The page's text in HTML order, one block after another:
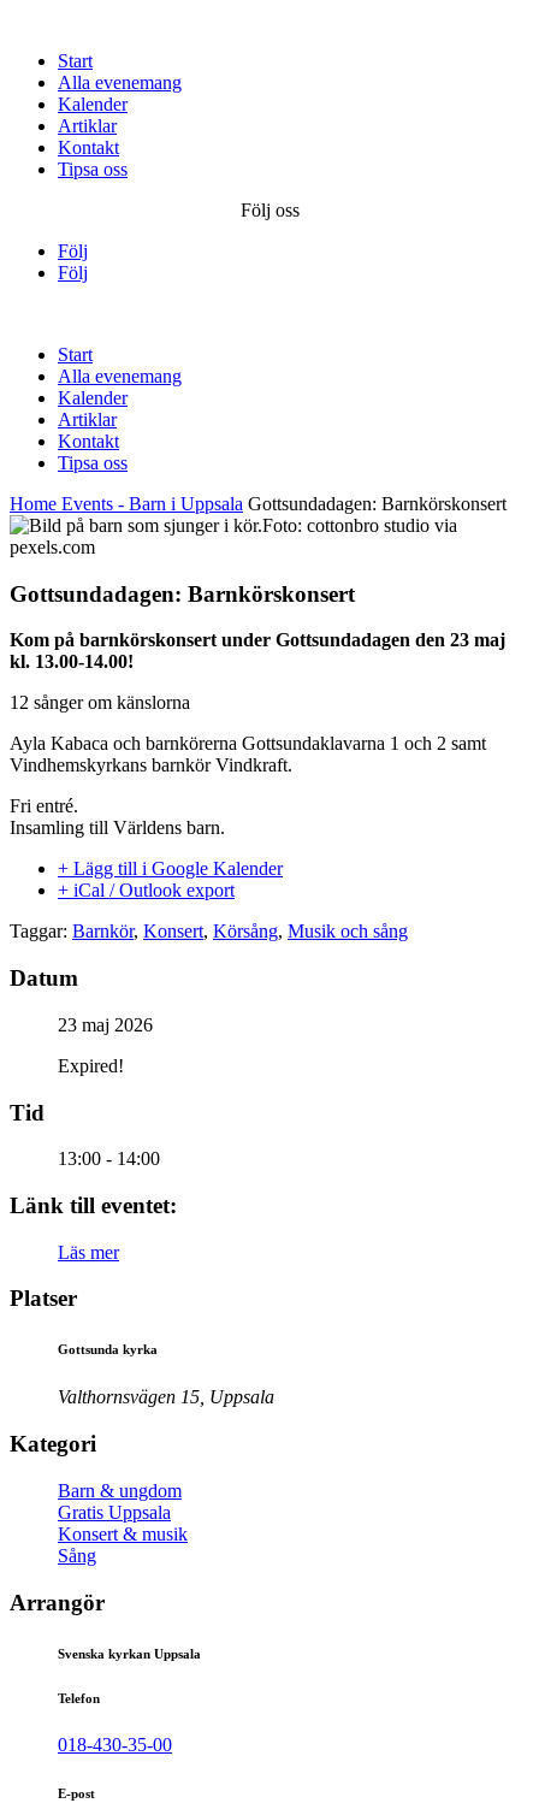
Start
Alla evenemang
Kalender
Artiklar
Kontakt
Tipsa oss
Följ oss
Följ
Följ
Start
Alla evenemang
Kalender
Artiklar
Kontakt
Tipsa oss
Home Events - Barn i Uppsala Gottsundadagen: Barnkörskonsert
Foto: cottonbro studio via
pexels.com
Gottsundadagen: Barnkörskonsert
Kom på barnkörskonsert under Gottsundadagen den 23 maj
kl. 13.00-14.00!
12 sånger om känslorna
Ayla Kabaca och barnkörerna Gottsundaklavarna 1 och 2 samt
Vindhemskyrkans barnkör Vindkraft.
Fri entré.
Insamling till Världens barn.
+ Lägg till i Google Kalender
+ iCal / Outlook export
Taggar: Barnkör, Konsert, Körsång, Musik och sång
Datum
23 maj 2026
Expired!
Tid
13:00 - 14:00
Länk till eventet:
Läs mer
Platser
Gottsunda kyrka
Valthornsvägen 15, Uppsala
Kategori
Barn & ungdom
Gratis Uppsala
Konsert & musik
Sång
Arrangör
Svenska kyrkan Uppsala
Telefon
018-430-35-00
E-post